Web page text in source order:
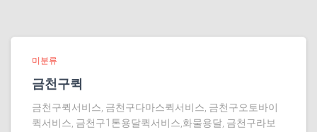
미분류
금천구퀵
금천구퀵서비스, 금천구다마스퀵서비스, 금천구오토바이
퀵서비스, 금천구1톤용달퀵서비스,화물용달, 금천구라보